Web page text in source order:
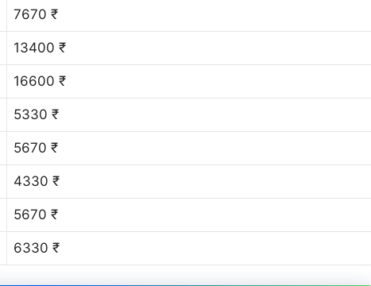
7670 ₹
13400 ₹
16600 ₹
5330 ₹
5670 ₹
4330 ₹
5670 ₹
6330 ₹